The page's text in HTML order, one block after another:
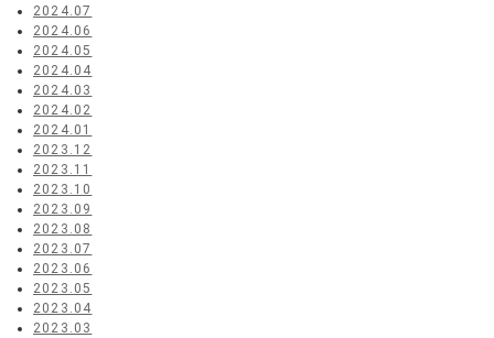
2024.07
2024.06
2024.05
2024.04
2024.03
2024.02
2024.01
2023.12
2023.11
2023.10
2023.09
2023.08
2023.07
2023.06
2023.05
2023.04
2023.03